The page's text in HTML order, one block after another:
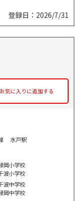
登録日：2026/7/31
お気に入りに追加する
水戸駅
岡小学校
波小学校
波中学校
岡中学校